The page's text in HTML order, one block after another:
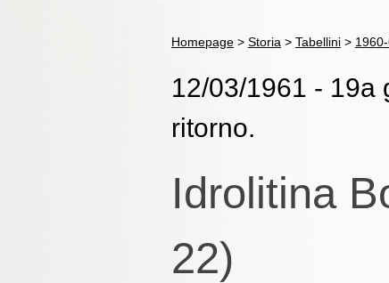
Homepage > Storia > Tabellini > 1960-
12/03/1961 - 19a
ritorno.
Idrolitina
22)